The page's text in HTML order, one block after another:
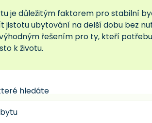
je důležitým faktorem pro stabilní
jistotu ubytování na delší dobu bez
řešením pro ty, kteří
k životu.
hledáte